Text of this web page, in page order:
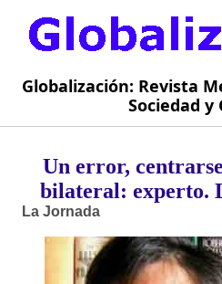
Globalización: Revista
Sociedad y
Un error,
bilateral: experto.
La Jornada